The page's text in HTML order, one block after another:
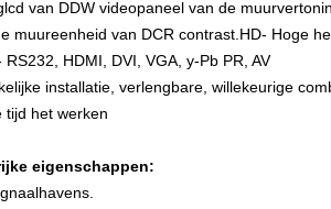
van DDW videopaneel van de
muureenheid van DCR contrast.HD- Hoge
HDMI, DVI, VGA, y-Pb PR, AV
installatie, verlengbare, willekeurige
tijd het werken
eigenschappen: